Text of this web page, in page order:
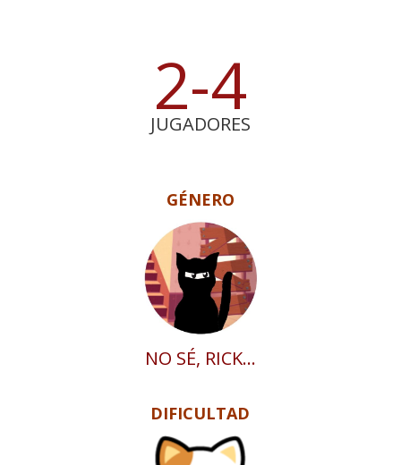
2-4
JUGADORES
GÉNERO
NO SÉ, RICK…
DIFICULTAD